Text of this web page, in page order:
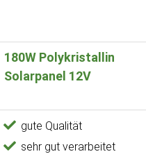
180W Polykristallin
Solarpanel 12V
gute Qualität
sehr gut verarbeitet